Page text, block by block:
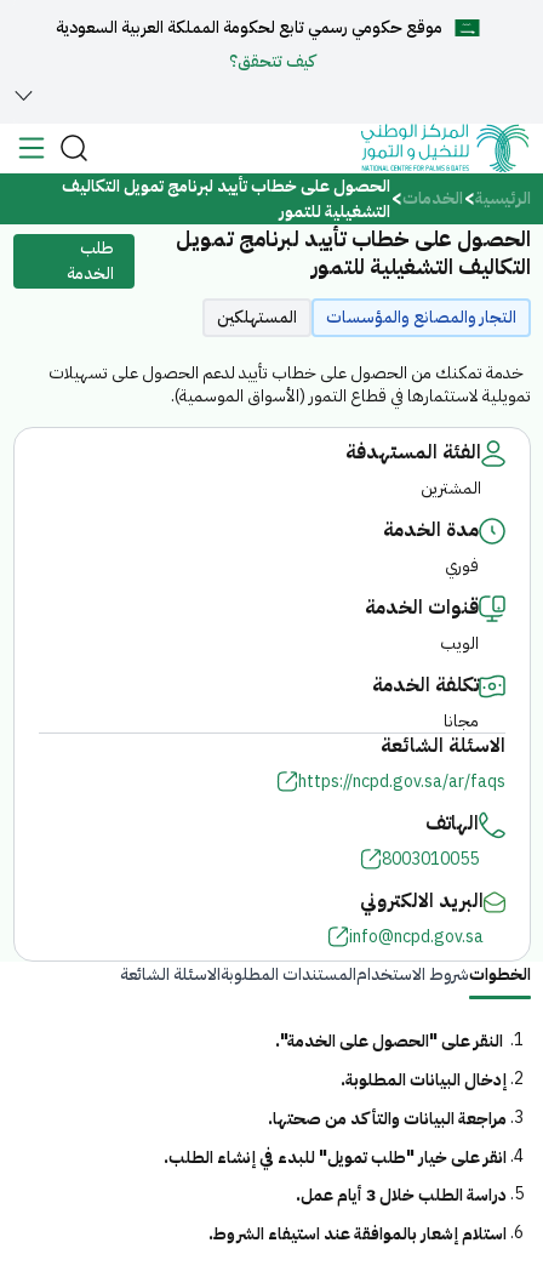
كيف تتحقق؟
English
الرئيسية
عن المركز
الخدمات
المركز الإعلامي
مركز الدعم والمساعدة
الفرع الإلكتروني
الرئيسية الخدمات الحصول على خطاب تأييد لبرنامج تمويل التكاليف
التشغيلية للتمور
الحصول على خطاب تأييد لبرنامج تمويل
التكاليف التشغيلية للتمور
طلب
الخدمة
التجار والمصانع والمؤسسات
المستهلكين
خدمة تمكنك من الحصول على خطاب تأييد لدعم الحصول على تسهيلات
تمويلية لاستثمارها في قطاع التمور (الأسواق الموسمية).
الفئة المستهدفة
المشترين
مدة الخدمة
فوري
قنوات الخدمة
الويب
تكلفة الخدمة
مجانا
الاسئلة الشائعة
https://ncpd.gov.sa/ar/faqs
الهاتف
8003010055
البريد الالكتروني
info@ncpd.gov.sa
الخطواتشروط الاستخدامالمستندات المطلوبةالاسئلة الشائعة
النقر على "الحصول على الخدمة".
إدخال البيانات المطلوبة.
مراجعة البيانات والتأكد من صحتها.
انقر على خيار "طلب تمويل" للبدء في إنشاء الطلب.
دراسة الطلب خلال 3 أيام عمل.
استلام إشعار بالموافقة عند استيفاء الشروط.